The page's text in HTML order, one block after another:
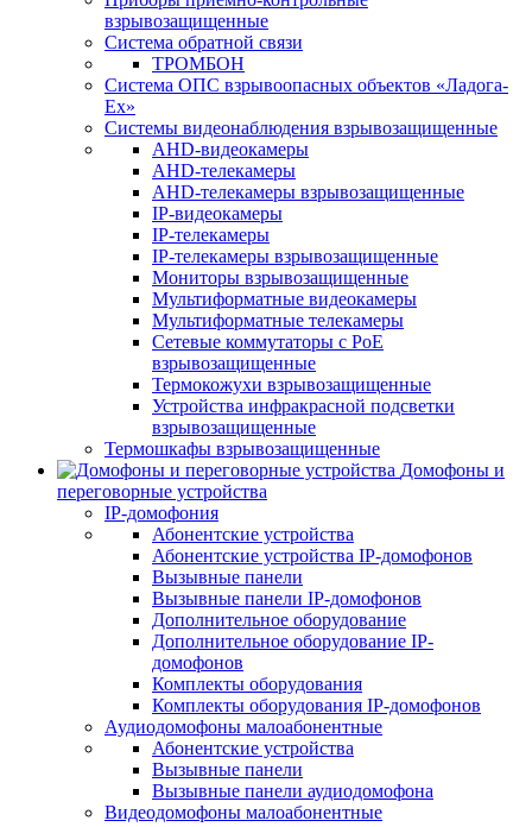
взрывозащищенные
Система обратной связи
ТРОМБОН
Система ОПС взрывоопасных объектов «Ладога-
Ex»
Системы видеонаблюдения взрывозащищенные
AHD-видеокамеры
AHD-телекамеры
AHD-телекамеры взрывозащищенные
IP-видеокамеры
IP-телекамеры
IP-телекамеры взрывозащищенные
Мониторы взрывозащищенные
Мультиформатные видеокамеры
Мультиформатные телекамеры
Сетевые коммутаторы с РоЕ
взрывозащищенные
Термокожухи взрывозащищенные
Устройства инфракрасной подсветки
взрывозащищенные
Термошкафы взрывозащищенные
Домофоны и
переговорные устройства
IP-домофония
Абонентские устройства
Абонентские устройства IP-домофонов
Вызывные панели
Вызывные панели IP-домофонов
Дополнительное оборудование
Дополнительное оборудование IP-
домофонов
Комплекты оборудования
Комплекты оборудования IP-домофонов
Аудиодомофоны малоабонентные
Абонентские устройства
Вызывные панели
Вызывные панели аудиодомофона
Видеодомофоны малоабонентные